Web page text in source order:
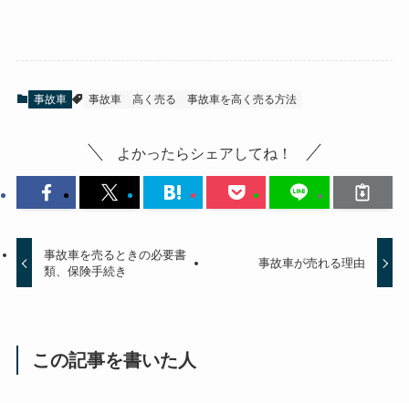
事故車 事故車 高く売る 事故車を高く売る方法
よかったらシェアしてね！
事故車を売るときの必要書
類、保険手続き
事故車が売れる理由
この記事を書いた人